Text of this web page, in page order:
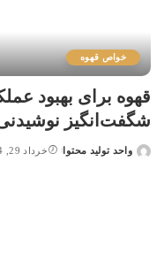
خواص قهوه
قهوه برای بهبود
شگفت‌انگیز
واحد تولید محتوا خرداد 29, 1404